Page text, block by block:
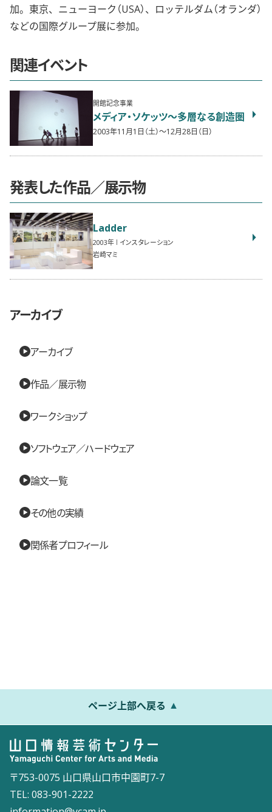
加。東京、ニューヨーク（USA）、ロッテルダム（オランダ）
などの国際グループ展に参加。
関連イベント
開館記念事業
メディア・ソケッツ〜多層なる創造圏
2003年11月1日（土）〜12月28日（日）
発表した作品／展示物
Ladder
2003
インスタレーション
岩崎マミ
アーカイブ
アーカイブ
作品／展示物
ワークショップ
ソフトウェア／ハードウェア
論文一覧
その他の実績
関係者プロフィール
ページ上部へ戻る
〒753-0075 山口県山口市中園町7-7
TEL: 083-901-2222